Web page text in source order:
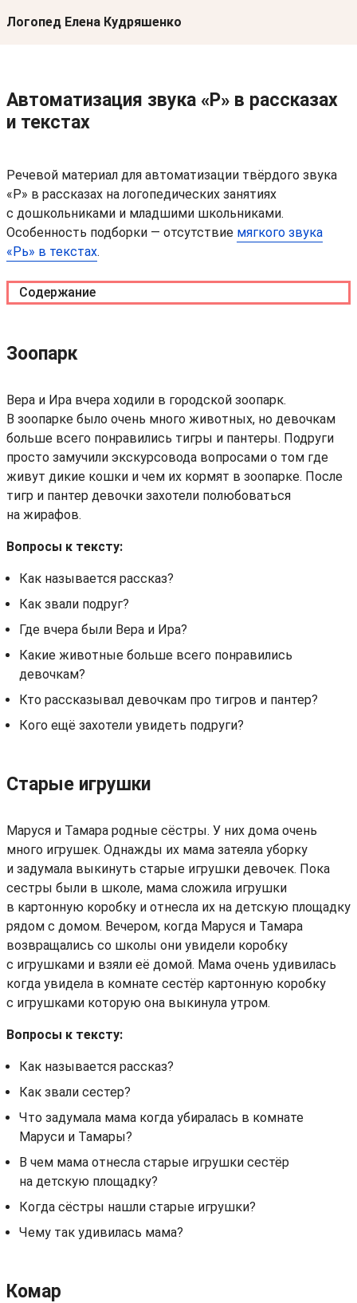
Логопед Елена Кудряшенко
Автоматизация звука «Р» в рассказах
и текстах
Речевой материал для автоматизации твёрдого звука
«Р» в рассказах на логопедических занятиях
с дошкольниками и младшими школьниками.
Особенность подборки — отсутствие мягкого звука
«Рь» в текстах.
Содержание
Зоопарк
Вера и Ира вчера ходили в городской зоопарк.
В зоопарке было очень много животных, но девочкам
больше всего понравились тигры и пантеры. Подруги
просто замучили экскурсовода вопросами о том где
живут дикие кошки и чем их кормят в зоопарке. После
тигр и пантер девочки захотели полюбоваться
на жирафов.
Вопросы к тексту:
Как называется рассказ?
Как звали подруг?
Где вчера были Вера и Ира?
Какие животные больше всего понравились
девочкам?
Кто рассказывал девочкам про тигров и пантер?
Кого ещё захотели увидеть подруги?
Старые игрушки
Маруся и Тамара родные сёстры. У них дома очень
много игрушек. Однажды их мама затеяла уборку
и задумала выкинуть старые игрушки девочек. Пока
сестры были в школе, мама сложила игрушки
в картонную коробку и отнесла их на детскую площадку
рядом с домом. Вечером, когда Маруся и Тамара
возвращались со школы они увидели коробку
с игрушками и взяли её домой. Мама очень удивилась
когда увидела в комнате сестёр картонную коробку
с игрушками которую она выкинула утром.
Вопросы к тексту:
Как называется рассказ?
Как звали сестер?
Что задумала мама когда убиралась в комнате
Маруси и Тамары?
В чем мама отнесла старые игрушки сестёр
на детскую площадку?
Когда сёстры нашли старые игрушки?
Чему так удивилась мама?
Комар